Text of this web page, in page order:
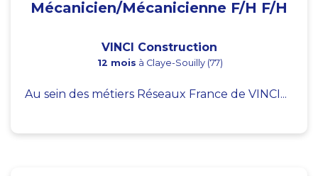
Mécanicien/Mécanicienne F/H F/H
VINCI Construction
12 mois à Claye-Souilly (77)
Au sein des métiers Réseaux France de VINCI...